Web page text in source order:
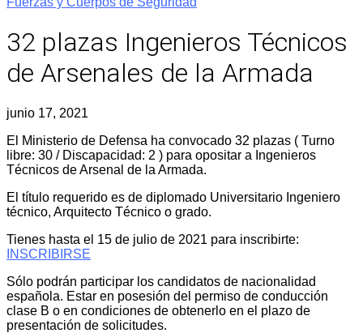
32 plazas Ingenieros Técnicos
de Arsenales de la Armada
junio 17, 2021
El Ministerio de Defensa ha convocado 32 plazas ( Turno
libre: 30 / Discapacidad: 2 ) para opositar a Ingenieros
Técnicos de Arsenal de la Armada.
El título requerido es de diplomado Universitario Ingeniero
técnico, Arquitecto Técnico o grado.
Tienes hasta el 15 de julio de 2021 para inscribirte:
INSCRIBIRSE
Sólo podrán participar los candidatos de nacionalidad
española. Estar en posesión del permiso de conducción
clase B o en condiciones de obtenerlo en el plazo de
presentación de solicitudes.